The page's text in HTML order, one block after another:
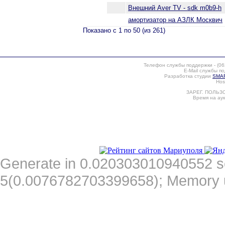
Внешний Aver TV - sdk m0b9-h
амортизатор на АЗЛК Москвич
Показано с 1 по 50 (из 261)
Телефон службы поддержки -
E-Mail службы
Разработка студии
ЗАРЕГ.
Время на
Generate in 0.020303010940552
5(0.0076782703399658); Memory